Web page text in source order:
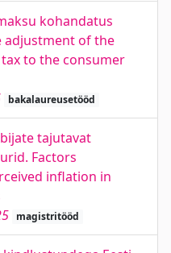
kohandatus
adjustment of the
to the consumer
bakalaureusetööd
tajutavat
Factors
inflation in
magistritööd